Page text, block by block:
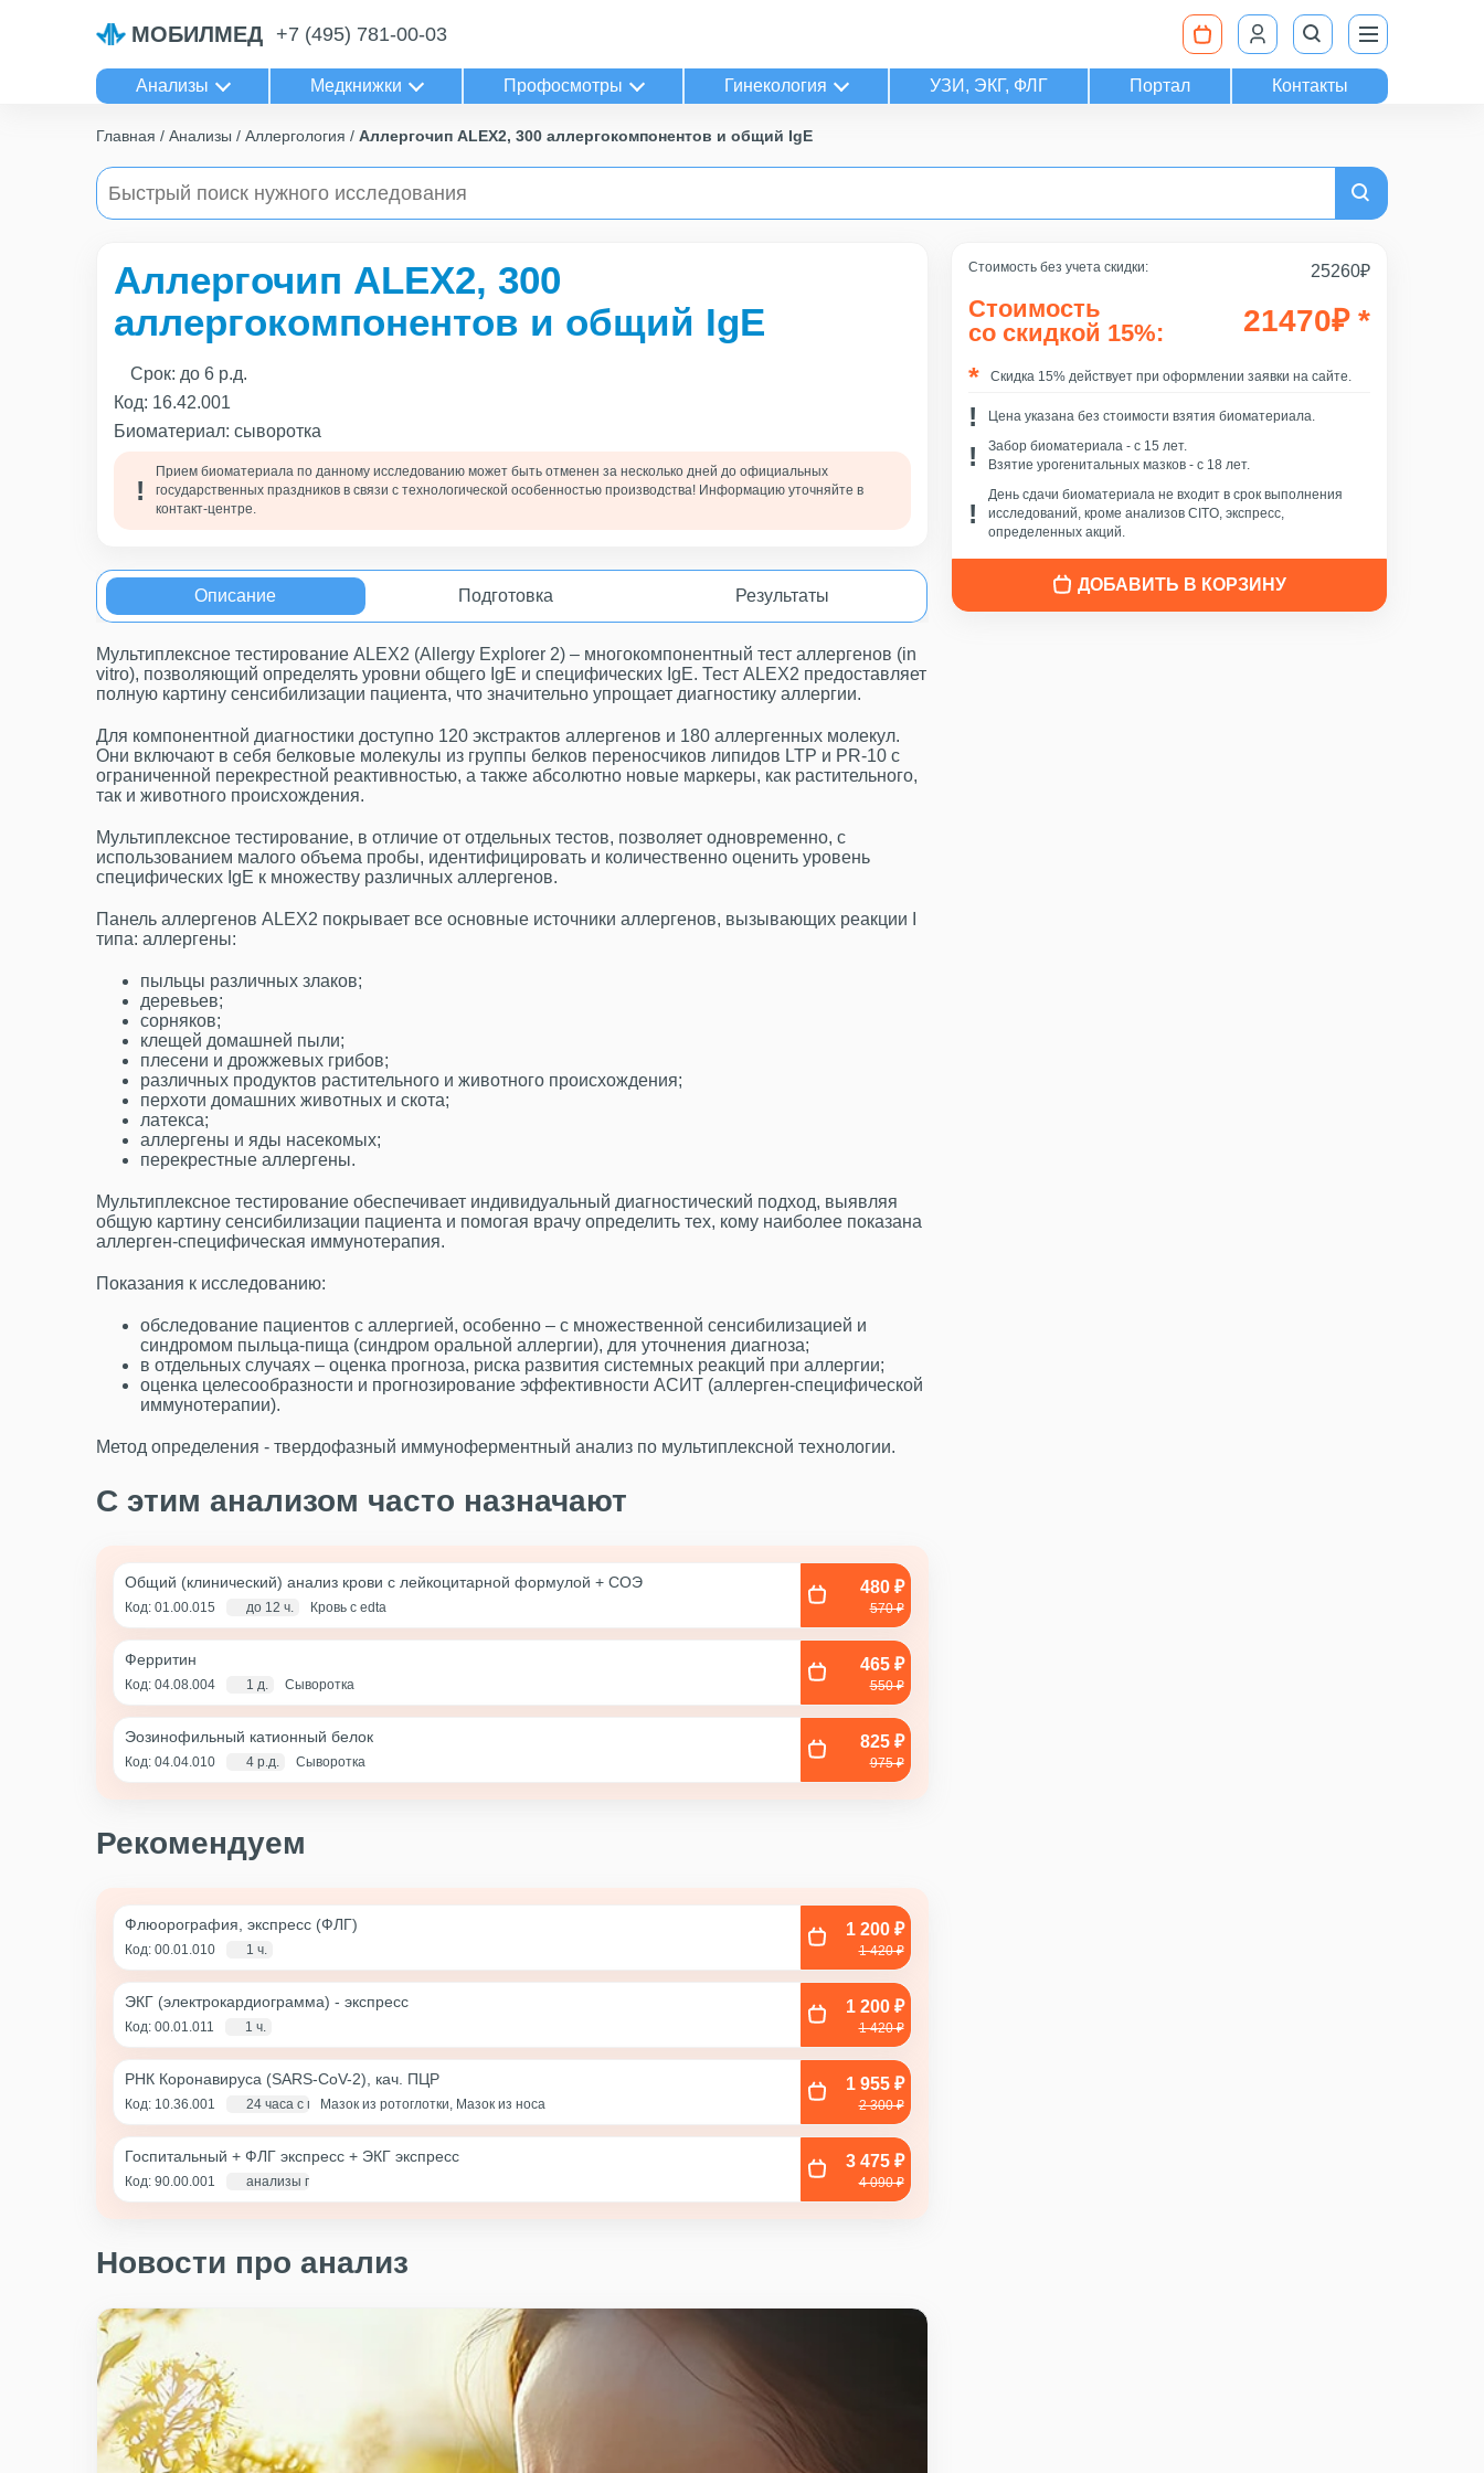
МОБИЛМЕД +7 (495) 781-00-03
Анализы Медкнижки Профосмотры Гинекология УЗИ, ЭКГ, ФЛГ Портал Контакты
Главная Анализы Аллергология Аллергочип ALEX2, 300 аллергокомпонентов и общий IgE
Стоимость без учета скидки: 25260₽
Стоимость
со скидкой 15%:
21470₽ *
Скидка 15% действует при оформлении заявки на сайте.
Цена указана без стоимости взятия биоматериала.
Забор биоматериала - c 15 лет.
Взятие урогенитальных мазков - с 18 лет.
День сдачи биоматериала не входит в срок выполнения
исследований, кроме анализов CITO, экспресс,
определенных акций.
ДОБАВИТЬ В КОРЗИНУ
Аллергочип ALEX2, 300
аллергокомпонентов и общий IgE
Срок: до 6 р.д.
Код: 16.42.001
Биоматериал: сыворотка
Прием биоматериала по данному исследованию может быть отменен за несколько дней до официальных
государственных праздников в связи с технологической особенностью производства! Информацию уточняйте в
контакт-центре.
Описание Подготовка Результаты
Мультиплексное тестирование ALEX2 (Allergy Explorer 2) – многокомпонентный тест аллергенов (in
vitro), позволяющий определять уровни общего IgE и специфических IgE. Тест ALEX2 предоставляет
полную картину сенсибилизации пациента, что значительно упрощает диагностику аллергии.
Для компонентной диагностики доступно 120 экстрактов аллергенов и 180 аллергенных молекул.
Они включают в себя белковые молекулы из группы белков переносчиков липидов LTP и PR-10 с
ограниченной перекрестной реактивностью, а также абсолютно новые маркеры, как растительного,
так и животного происхождения.
Мультиплексное тестирование, в отличие от отдельных тестов, позволяет одновременно, с
использованием малого объема пробы, идентифицировать и количественно оценить уровень
специфических IgE к множеству различных аллергенов.
Панель аллергенов ALEX2 покрывает все основные источники аллергенов, вызывающих реакции I
типа: аллергены:
пыльцы различных злаков;
деревьев;
сорняков;
клещей домашней пыли;
плесени и дрожжевых грибов;
различных продуктов растительного и животного происхождения;
перхоти домашних животных и скота;
латекса;
аллергены и яды насекомых;
перекрестные аллергены.
Мультиплексное тестирование обеспечивает индивидуальный диагностический подход, выявляя
общую картину сенсибилизации пациента и помогая врачу определить тех, кому наиболее показана
аллерген-специфическая иммунотерапия.
Показания к исследованию:
обследование пациентов с аллергией, особенно – с множественной сенсибилизацией и
синдромом пыльца-пища (синдром оральной аллергии), для уточнения диагноза;
в отдельных случаях – оценка прогноза, риска развития системных реакций при аллергии;
оценка целесообразности и прогнозирование эффективности АСИТ (аллерген-специфической
иммунотерапии).
Метод определения - твердофазный иммуноферментный анализ по мультиплексной технологии.
С этим анализом часто назначают
Общий (клинический) анализ крови с лейкоцитарной формулой + COЭ
Код: 01.00.015 до 12 ч. Кровь с edta
480 ₽
570 ₽
Ферритин
Код: 04.08.004 1 д. Сыворотка
465 ₽
550 ₽
Эозинофильный катионный белок
Код: 04.04.010 4 р.д. Сыворотка
825 ₽
975 ₽
Рекомендуем
Флюорография, экспресс (ФЛГ)
Код: 00.01.010 1 ч.
1 200 ₽
1 420 ₽
ЭКГ (электрокардиограмма) - экспресс
Код: 00.01.011 1 ч.
1 200 ₽
1 420 ₽
РНК Коронавируса (SARS-CoV-2), кач. ПЦР
Код: 10.36.001 24 часа с момента взятия биоматериала
Мазок из ротоглотки, Мазок из носа
1 955 ₽
2 300 ₽
Госпитальный + ФЛГ экспресс + ЭКГ экспресс
Код: 90.00.001 анализы по крови - 1 д., экг и флг - 1 час
3 475 ₽
4 090 ₽
Новости про анализ